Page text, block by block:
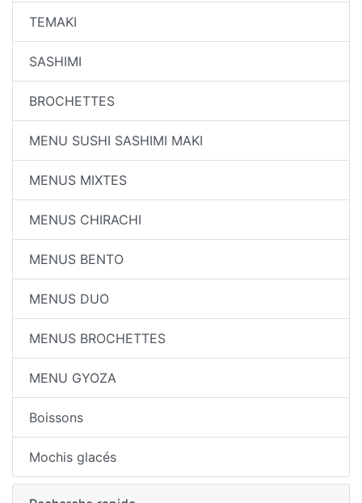
TEMAKI
SASHIMI
BROCHETTES
MENU SUSHI SASHIMI MAKI
MENUS MIXTES
MENUS CHIRACHI
MENUS BENTO
MENUS DUO
MENUS BROCHETTES
MENU GYOZA
Boissons
Mochis glacés